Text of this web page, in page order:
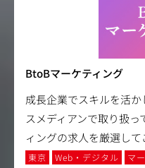
BtoBマーケティング
成長企業でスキルを活
スメディアンで取り扱
ィングの求人を厳選して
東京 Web・デジタル マ